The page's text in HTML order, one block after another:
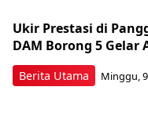
Berita Utama
Ukir Prestasi di
DAM Borong 5 Gelar
Minggu,